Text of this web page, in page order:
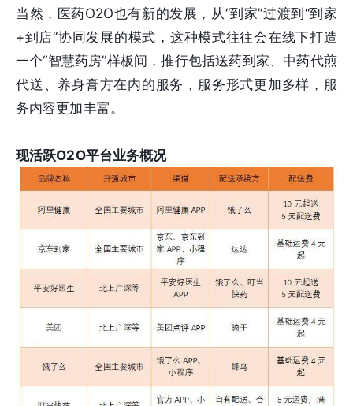
当然，医药O2O也有新的发展，从“到家”过渡到“到家
+到店”协同发展的模式，这种模式往往会在线下打造
一个“智慧药房”样板间，推行包括送药到家、中药代煎
代送、养身膏方在内的服务，服务形式更加多样，服
务内容更加丰富。
现活跃O2O平台业务概况